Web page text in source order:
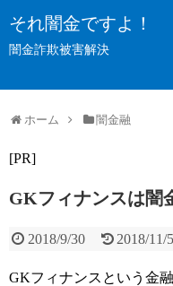
それ闇金ですよ！
闇金詐欺被害解決
ホーム 闇金融
[PR]
GKフィナンスは闇
2018/9/30 2018/11/5
GKフィナンスという金